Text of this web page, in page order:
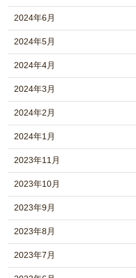
2024年6月
2024年5月
2024年4月
2024年3月
2024年2月
2024年1月
2023年11月
2023年10月
2023年9月
2023年8月
2023年7月